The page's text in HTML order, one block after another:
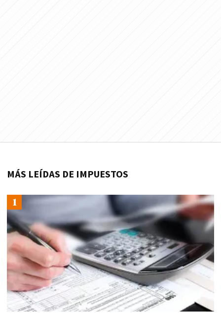
MÁS LEÍDAS DE IMPUESTOS